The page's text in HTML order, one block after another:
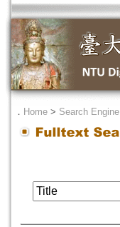
． Home > Search Engine